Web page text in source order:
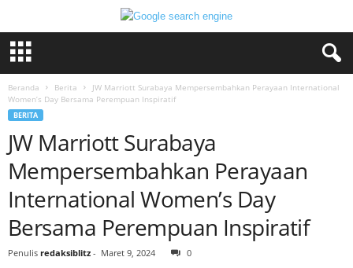
Beranda Berita
JW Marriott Surabaya Mempersembahkan Perayaan International
Women’s Day Bersama Perempuan Inspiratif
BERITA
JW Marriott Surabaya
Mempersembahkan Perayaan
International Women’s Day
Bersama Perempuan Inspiratif
Penulis redaksiblitz - Maret 9, 2024 0